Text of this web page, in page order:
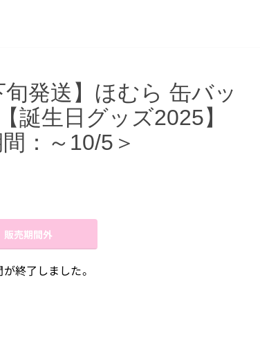
旬発送】ほむら 缶バッ
誕生日グッズ2025】
：～10/5＞
販売期間外
終了しました。